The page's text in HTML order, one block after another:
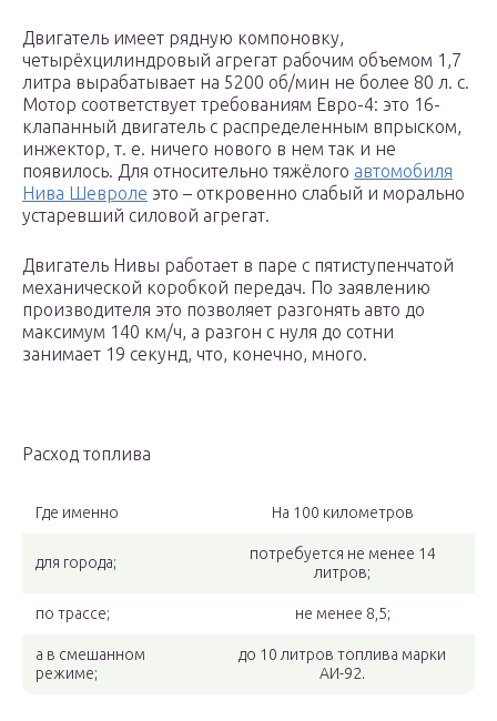
Двигатель имеет рядную компоновку,
четырёхцилиндровый агрегат рабочим объемом 1,7
литра вырабатывает на 5200 об/мин не более 80 л. с.
Мотор соответствует требованиям Евро-4: это 16-
клапанный двигатель с распределенным впрыском,
инжектор, т. е. ничего нового в нем так и не
появилось. Для относительно тяжёлого автомобиля
Нива Шевроле это – откровенно слабый и морально
устаревший силовой агрегат.
Двигатель Нивы работает в паре с пятиступенчатой
механической коробкой передач. По заявлению
производителя это позволяет разгонять авто до
максимум 140 км/ч, а разгон с нуля до сотни
занимает 19 секунд, что, конечно, много.
Расход топлива
Где именно На 100 километров
для города;
потребуется не менее 14
литров;
по трассе; не менее 8,5;
а в смешанном
режиме;
до 10 литров топлива марки
АИ-92.